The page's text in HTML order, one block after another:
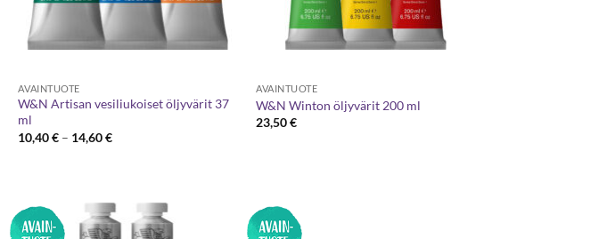
AVAINTUOTE
W&N Artisan vesiliukoiset öljyvärit 37
ml
10,40€ – 14,60€Hintaluokka:
AVAINTUOTE
W&N Winton öljyvärit 200 ml
23,50€